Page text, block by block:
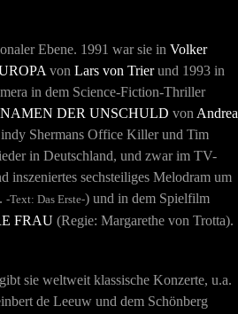
Ebene. 1991 war sie in Volker
von Lars von Trierund 1993 in
in dem Science-Fiction-Thriller
DER UNSCHULD von
Shermans Office Killer und Tim
in Deutschland, und zwar im TV-
inszeniertes sechsteiliges Melodram um
-Text: Das Erste-) und in dem Spielfilm
FRAU (Regie: Margarethe von Trotta).
sie weltweit klassische Konzerte, u.a.
de Leeuw und dem Schönberg